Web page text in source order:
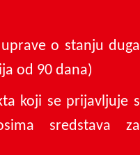
o stanju duga
od 90 dana)
koji se prijavljuje s
sredstava za